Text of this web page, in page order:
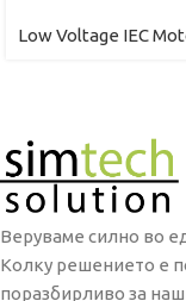
Low Voltage IEC
Веруваме силно во
Колку решението е
поразбирливо за